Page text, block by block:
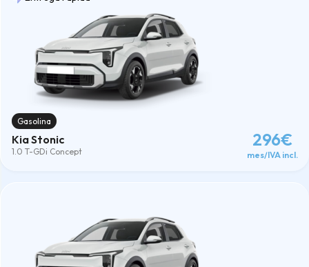
Gasolina
Kia Stonic
1.0 T-GDi Concept
296€
mes/IVA incl.